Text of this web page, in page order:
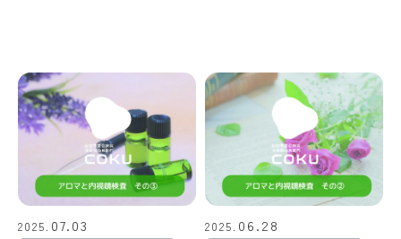
2025. 07.03 2025. 06.28